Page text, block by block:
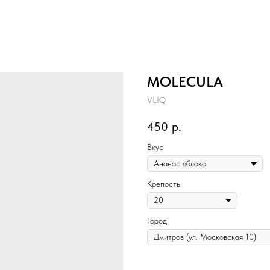
MOLECULA
VLIQ
450 р.
Вкус
Крепость
Город